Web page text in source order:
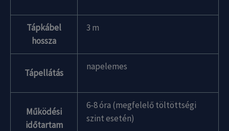
Tápkábel
hossza
3 m
Tápellátás
napelemes
Működési
időtartam
6-8 óra (megfelelő töltöttségi
szint esetén)